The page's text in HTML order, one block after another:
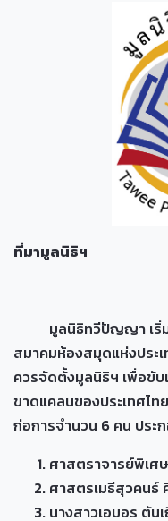
ที่มามูลนิธิฯ
มูลนิธิทวีปัญญา เริ่มก่
สมาคมห้องสมุดแห่งประเ
ควรจัดตั้งมูลนิธิฯ เพื่อขั
ขาดแคลนของประเทศไ
ก่อการจำนวน 6 คน ประ
ศาสตราจารย์พิเ
ศาสตรเมธีสุวคน
นางสาวเอมอร ตัน